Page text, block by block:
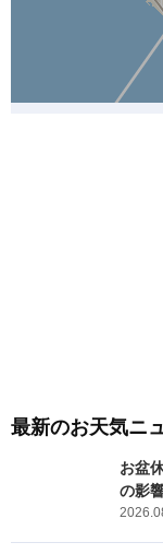
最新のお天気ニ
お盆
の影